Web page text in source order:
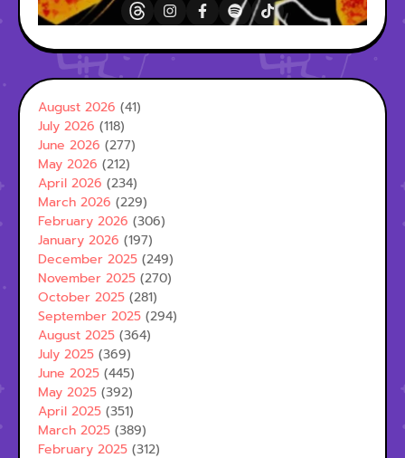
August 2026 (41)
July 2026 (118)
June 2026 (277)
May 2026 (212)
April 2026 (234)
March 2026 (229)
February 2026 (306)
January 2026 (197)
December 2025 (249)
November 2025 (270)
October 2025 (281)
September 2025 (294)
August 2025 (364)
July 2025 (369)
June 2025 (445)
May 2025 (392)
April 2025 (351)
March 2025 (389)
February 2025 (312)